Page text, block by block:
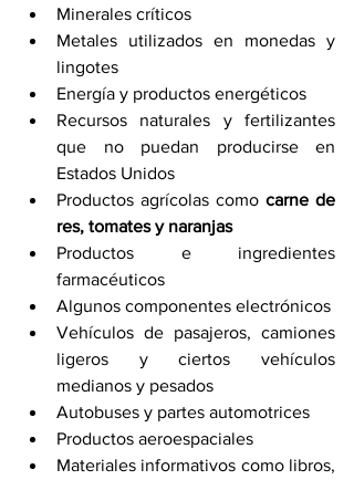
Minerales críticos
Metales utilizados en monedas y
lingotes
Energía y productos energéticos
Recursos naturales y fertilizantes
que no puedan producirse en
Estados Unidos
Productos agrícolas como carne de
res, tomates y naranjas
Productos e ingredientes
farmacéuticos
Algunos componentes electrónicos
Vehículos de pasajeros, camiones
ligeros y ciertos vehículos
medianos y pesados
Autobuses y partes automotrices
Productos aeroespaciales
Materiales informativos como libros,